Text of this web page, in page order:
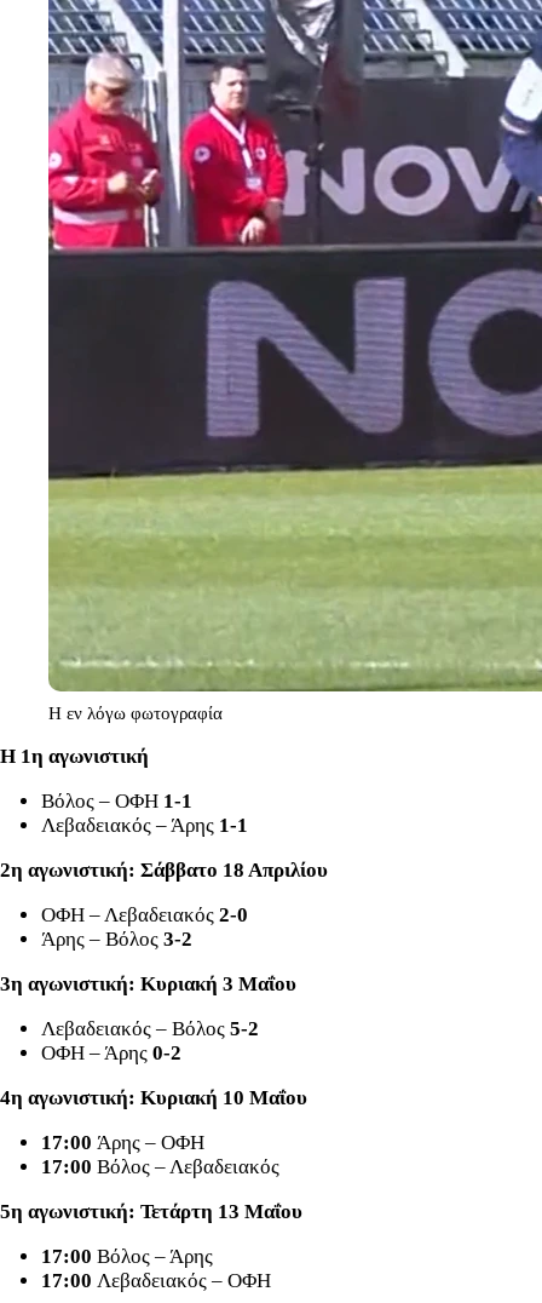
Η εν λόγω φωτογραφία
H 1η αγωνιστική
Βόλος – ΟΦΗ 1-1
Λεβαδειακός – Άρης 1-1
2η αγωνιστική: Σάββατο 18 Απριλίου
ΟΦΗ – Λεβαδειακός 2-0
Άρης – Βόλος 3-2
3η αγωνιστική: Κυριακή 3 Μαΐου
Λεβαδειακός – Βόλος 5-2
ΟΦΗ – Άρης 0-2
4η αγωνιστική: Κυριακή 10 Μαΐου
17:00 Άρης – ΟΦΗ
17:00 Βόλος – Λεβαδειακός
5η αγωνιστική: Τετάρτη 13 Μαΐου
17:00 Βόλος – Άρης
17:00 Λεβαδειακός – ΟΦΗ